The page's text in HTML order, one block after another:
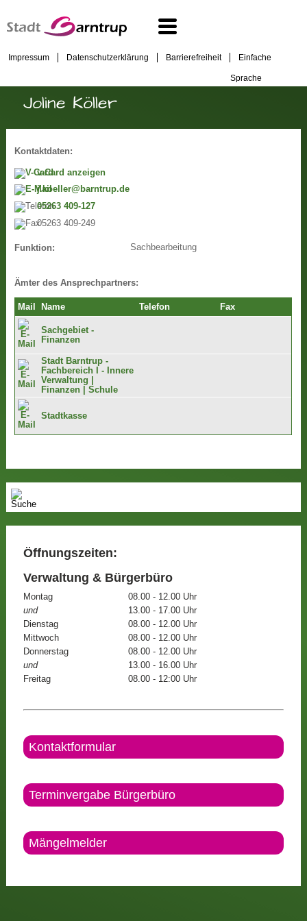
Impressum Datenschutzerklärung Barrierefreiheit Einfache
Sprache
Joline Köller
Kontaktdaten:
v-Card anzeigen
j.koeller@barntrup.de
05263 409-127
05263 409-249
Funktion: Sachbearbeitung
Ämter des Ansprechpartners:
Mail Name Telefon Fax
Sachgebiet -
Finanzen
Stadt Barntrup -
Fachbereich I - Innere
Verwaltung |
Finanzen | Schule
Stadtkasse
Öffnungszeiten:
Verwaltung & Bürgerbüro
Montag
08.00 - 12.00 Uhr
und
13.00 - 17.00 Uhr
Dienstag
08.00 - 12.00 Uhr
Mittwoch
08.00 - 12.00 Uhr
Donnerstag
08.00 - 12.00 Uhr
und
13.00 - 16.00 Uhr
Freitag
08.00 - 12:00 Uhr
Kontaktformular
Terminvergabe Bürgerbüro
Mängelmelder